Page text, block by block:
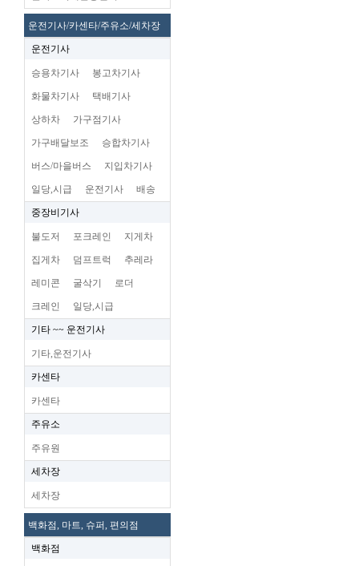
운전기사/카센타/주유소/세차장
운전기사
승용차기사 봉고차기사
화물차기사 택배기사
상하차 가구점기사
가구배달보조 승합차기사
버스/마을버스 지입차기사
일당,시급 운전기사 배송
중장비기사
불도저 포크레인 지게차
집게차 덤프트럭 추레라
레미콘 굴삭기 로더
크레인 일당,시급
기타 ~~ 운전기사
기타,운전기사
카센타
카센타
주유소
주유원
세차장
세차장
백화점, 마트, 슈퍼, 편의점
백화점